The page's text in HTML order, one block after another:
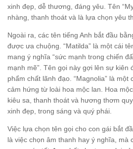
xinh đẹp, dễ thương, đáng yêu. Tên
nhàng, thanh thoát và là lựa chọn yêu
Ngoài ra, các tên tiếng Anh bắt đầu
được ưa chuộng. “Matilda” là một cái
mang ý nghĩa “sức mạnh trong chiến
mạnh mẽ”. Tên gọi này gợi lên sự kiên
phẩm chất lãnh đạo. “Magnolia” là một
cảm hứng từ loài hoa mộc lan. Hoa
kiêu sa, thanh thoát và hương thơm
xinh đẹp, trong sáng và quý phái.
Việc lựa chọn tên gọi cho con gái bắt
là việc chọn âm thanh hay ý nghĩa, mà